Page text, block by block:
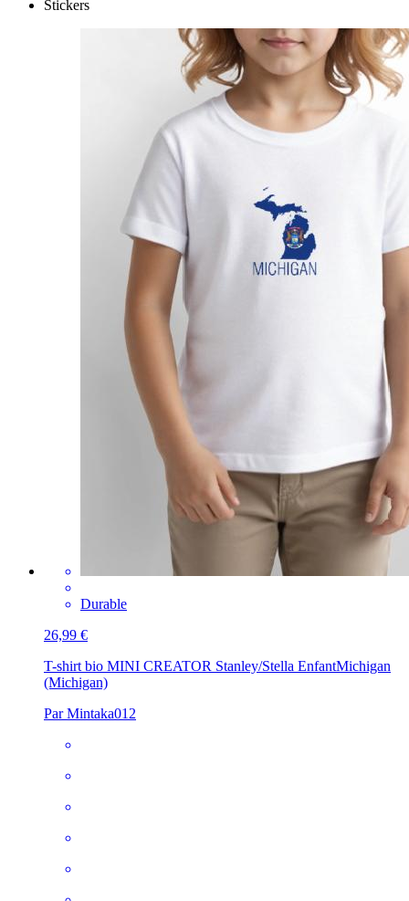
Stickers
Durable
26,99 €
T-shirt bio MINI CREATOR Stanley/Stella EnfantMichigan
(Michigan)
Par Mintaka012